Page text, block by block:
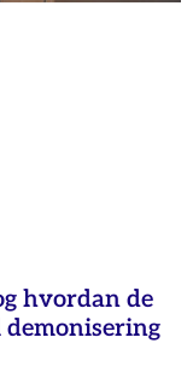
hvordan de